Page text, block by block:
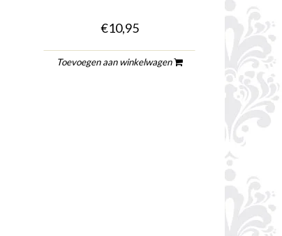
€10,95
Toevoegen aan winkelwagen